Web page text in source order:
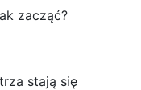
zacząć?
stają się